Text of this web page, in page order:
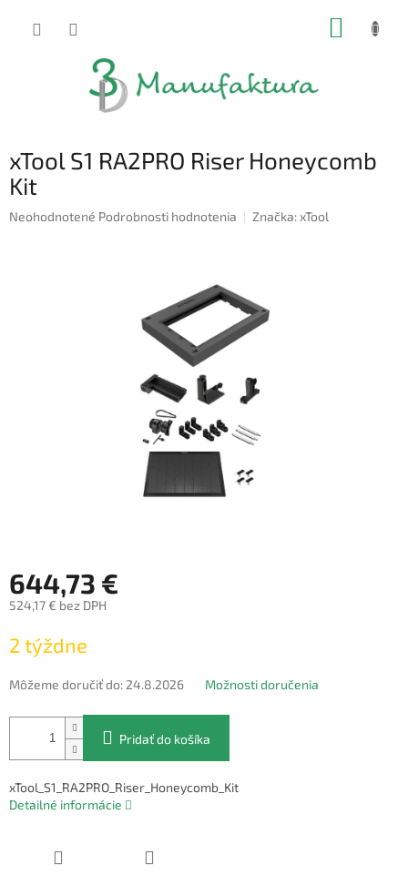
xTool S1 RA2PRO Riser Honeycomb
Kit
Priemerné
Neohodnotené Podrobnosti hodnotenia Značka:xTool
644,73 €
524,17 € bez DPH
cena:
2 týždne
Môžeme doručiť do:24.8.2026 Možnosti doručenia
Pridať do košíka
xTool_S1_RA2PRO_Riser_Honeycomb_Kit
Detailné informácie